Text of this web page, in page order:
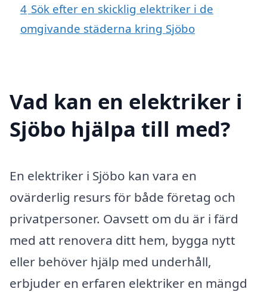
4 Sök efter en skicklig elektriker i de
omgivande städerna kring Sjöbo
Vad kan en elektriker i
Sjöbo hjälpa till med?
En elektriker i Sjöbo kan vara en
ovärderlig resurs för både företag och
privatpersoner. Oavsett om du är i färd
med att renovera ditt hem, bygga nytt
eller behöver hjälp med underhåll,
erbjuder en erfaren elektriker en mängd